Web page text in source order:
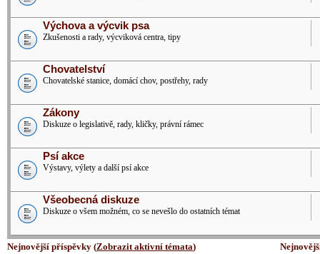
Výchova a výcvik psa
Zkušenosti a rady, výcviková centra, tipy
Chovatelství
Chovatelské stanice, domácí chov, postřehy, rady
Zákony
Diskuze o legislativě, rady, kličky, právní rámec
Psí akce
Výstavy, výlety a další psí akce
Všeobecná diskuze
Diskuze o všem možném, co se nevešlo do ostatních témat
Nejnovější příspěvky (Zobrazit aktivní témata)